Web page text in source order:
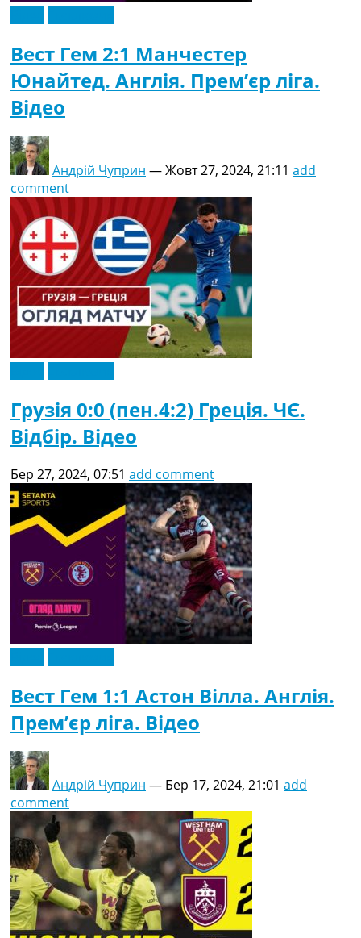
Вест Гем 2:1 Манчестер
Юнайтед. Англія. Прем’єр ліга.
Відео
Андрій Чуприн —Жовт 27, 2024, 21:11 add
comment
Грузія 0:0 (пен.4:2) Греція. ЧЄ.
Відбір. Відео
Бер 27, 2024, 07:51 add comment
Вест Гем 1:1 Астон Вілла. Англія.
Прем’єр ліга. Відео
Андрій Чуприн — Бер 17, 2024, 21:01 add
comment